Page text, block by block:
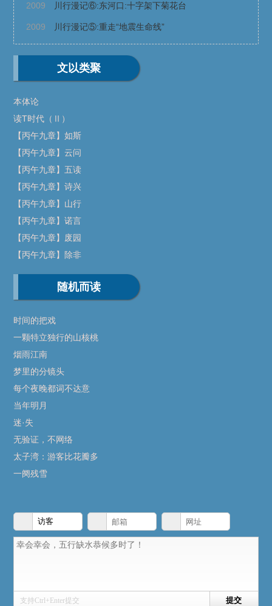
2009 川行漫记⑥:东河口:十字架下菊花台
2009 川行漫记⑤:重走“地震生命线”
文以类聚
本体论
读T时代（Ⅱ）
【丙午九章】如斯
【丙午九章】云问
【丙午九章】五读
【丙午九章】诗兴
【丙午九章】山行
【丙午九章】诺言
【丙午九章】废园
【丙午九章】除非
随机而读
时间的把戏
一颗特立独行的山核桃
烟雨江南
梦里的分镜头
每个夜晚都词不达意
当年明月
迷·失
无验证，不网络
太子湾：游客比花瓣多
一阕残雪
支持Ctrl+Enter提交